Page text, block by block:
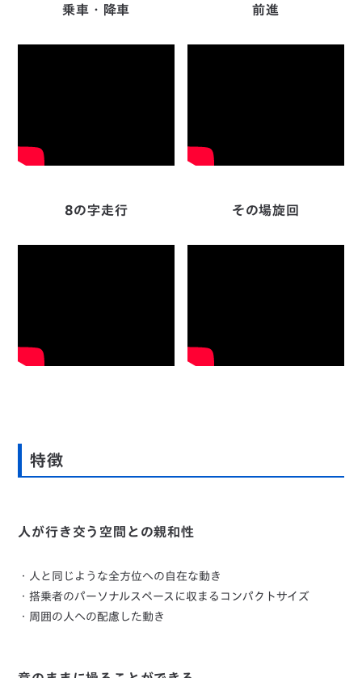
乗車・降車 前進
8の字走行 その場旋回
特徴
人が行き交う空間との親和性
・人と同じような全方位への自在な動き
・搭乗者のパーソナルスペースに収まるコンパクトサイズ
・周囲の人への配慮した動き